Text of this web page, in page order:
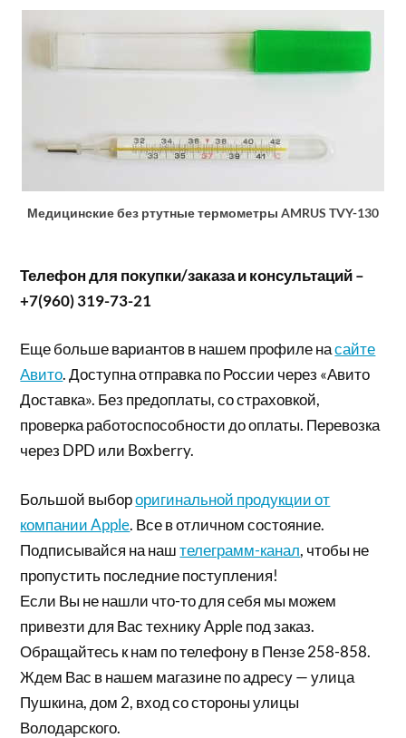
Медицинские без ртутные термометры AMRUS TVY-130
Телефон для покупки/заказа и консультаций –
+7(960) 319-73-21
Еще больше вариантов в нашем профиле насайте
Авито. Доступна отправка по России через «Авито
Доставка». Без предоплаты, со страховкой,
проверка работоспособности до оплаты. Перевозка
через DPD или Boxberry.
Большой выбороригинальной продукции от
компании Apple. Все в отличном состояние.
Подписывайся на наштелеграмм-канал, чтобы не
пропустить последние поступления!
Если Вы не нашли что-то для себя мы можем
привезти для Вас технику Apple под заказ.
Обращайтесь к нам по телефону в Пензе 258-858.
Ждем Вас в нашем магазине по адресу — улица
Пушкина, дом 2, вход со стороны улицы
Володарского.